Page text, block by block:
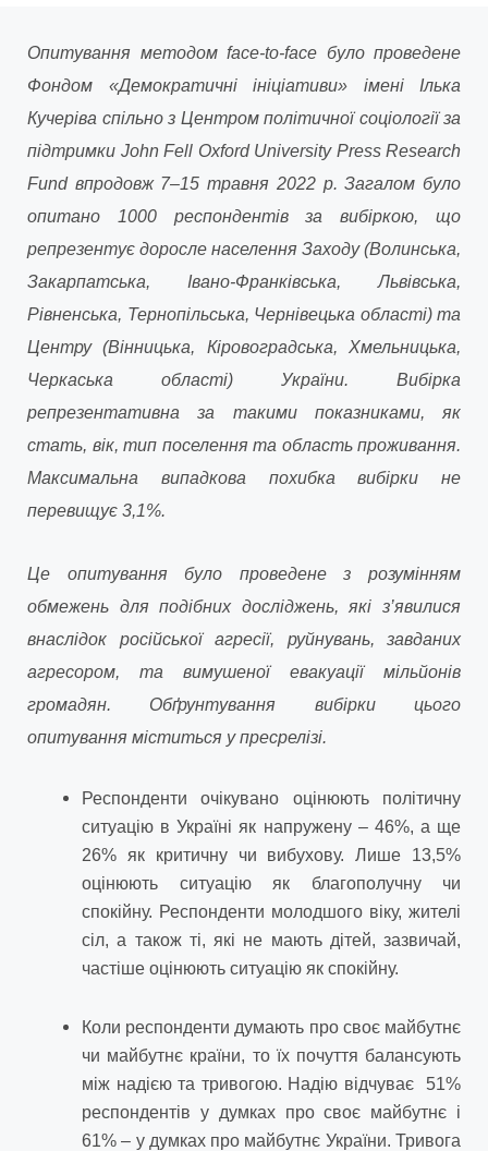
Опитування методом face-to-face було проведене
Фондом «Демократичні ініціативи» імені Ілька
Кучеріва спільно з Центром політичної соціології за
підтримки John Fell Oxford University Press Research
Fund впродовж 7–15 травня 2022 р. Загалом було
опитано 1000 респондентів за вибіркою, що
репрезентує доросле населення Заходу (Волинська,
Закарпатська, Івано-Франківська, Львівська,
Рівненська, Тернопільська, Чернівецька області) та
Центру (Вінницька, Кіровоградська, Хмельницька,
Черкаська області) України. Вибірка
репрезентативна за такими показниками, як
стать, вік, тип поселення та область проживання.
Максимальна випадкова похибка вибірки не
перевищує 3,1%.
Це опитування було проведене з розумінням
обмежень для подібних досліджень, які з’явилися
внаслідок російської агресії, руйнувань, завданих
агресором, та вимушеної евакуації мільйонів
громадян. Обґрунтування вибірки цього
опитування міститься у пресрелізі.
Респонденти очікувано оцінюють політичну
ситуацію в Україні як напружену – 46%, а ще
26% як критичну чи вибухову. Лише 13,5%
оцінюють ситуацію як благополучну чи
спокійну. Респонденти молодшого віку, жителі
сіл, а також ті, які не мають дітей, зазвичай,
частіше оцінюють ситуацію як спокійну.
Коли респонденти думають про своє майбутнє
чи майбутнє країни, то їх почуття балансують
між надією та тривогою. Надію відчуває 51%
респондентів у думках про своє майбутнє і
61% – у думках про майбутнє України. Тривога